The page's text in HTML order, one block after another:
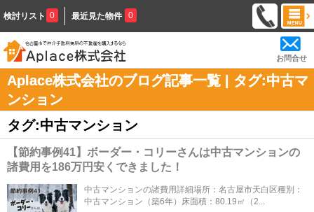
検討リスト 0 最近見た物件 0
お問合せ
Aplace株式会社のブログ記事一覧 | タグ:中古マ
ンション
タグ:中古マンション
【節約事例41】ボーダー・コリーさんは中古マンションの
諸費用を186万円安くできました！
中古マンションの諸費用詳細場所：名古屋市天白区種別：
中古マンション（築6年）床面積：80.19㎡（2...